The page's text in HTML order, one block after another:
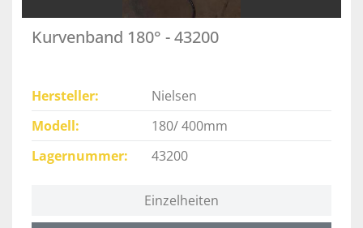
Kurvenband 180° - 43200
Hersteller
Nielsen
Modell
180/ 400mm
Lagernummer
43200
Einzelheiten